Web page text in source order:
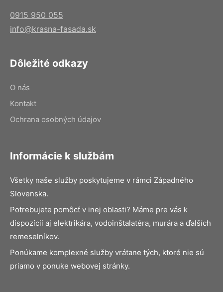
0915 950 055
info@krasna-fasada.sk
Dôležité odkazy
O nás
Kontakt
Ochrana osobných údajov
Informácie k službám
Všetky naše služby poskytujeme v rámci Západného
Slovenska.
Potrebujete pomôcť v inej oblasti? Máme pre vás k
dispozícii aj elektrikára, vodoinštalatéra, murára a ďalších
remeselníkov.
Ponúkame komplexné služby vrátane tých, ktoré nie sú
priamo v ponuke webovej stránky.